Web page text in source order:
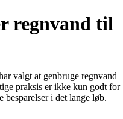
regnvand til
valgt at genbruge regnvand
praksis er ikke kun godt for
i det lange løb.